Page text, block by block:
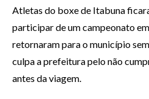
Atletas do boxe de Itabuna
participar de um campeonato
retornaram para o município
culpa a prefeitura pelo não
antes da viagem.